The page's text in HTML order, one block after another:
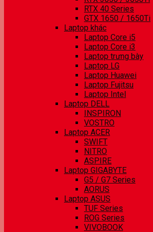
RTX 40 Series
GTX 1650 / 1650Ti
Laptop khác
Laptop Core i5
Laptop Core i3
Laptop trưng bày
Laptop LG
Laptop Huawei
Laptop Fujitsu
Laptop Intel
Laptop DELL
INSPIRON
VOSTRO
Laptop ACER
SWIFT
NITRO
ASPIRE
Laptop GIGABYTE
G5 / G7 Series
AORUS
Laptop ASUS
TUF Series
ROG Series
VIVOBOOK